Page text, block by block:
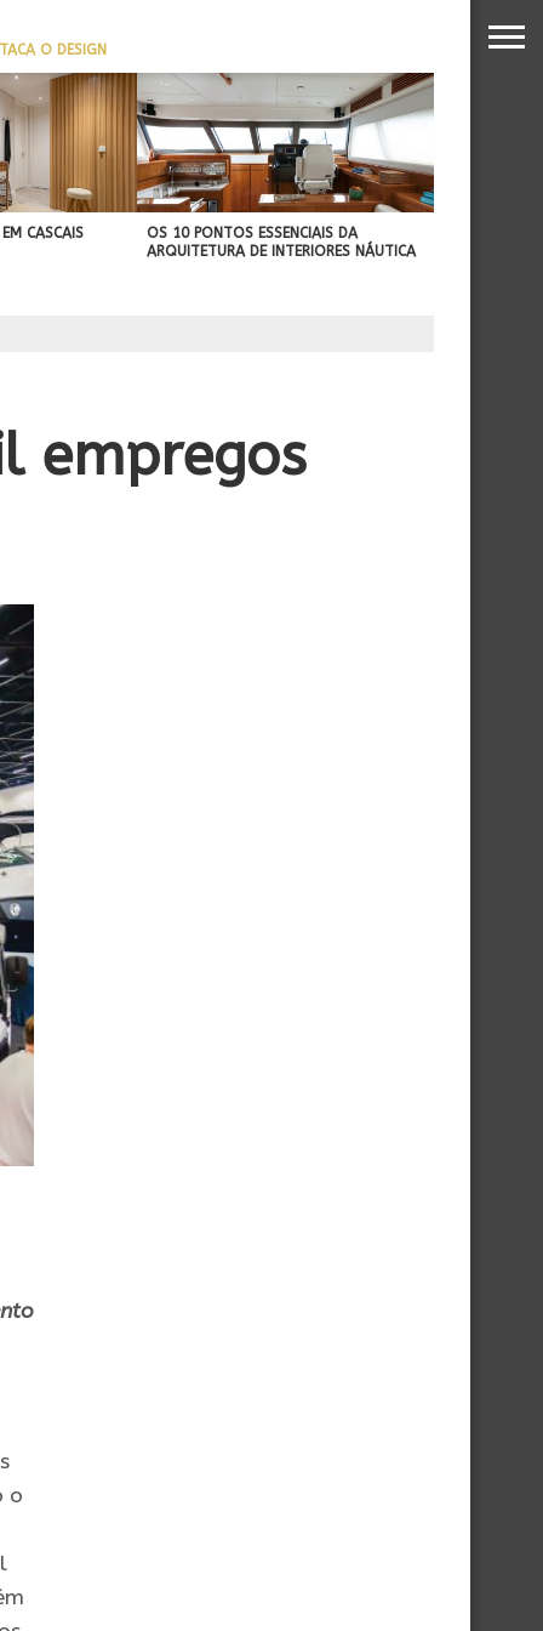
O DESIGN
SUA PROJEÇÃO
CASCAIS
OS 10 PONTOS ESSENCIAIS DA
ARQUITETURA DE INTERIORES NÁUTICA
empregos
o